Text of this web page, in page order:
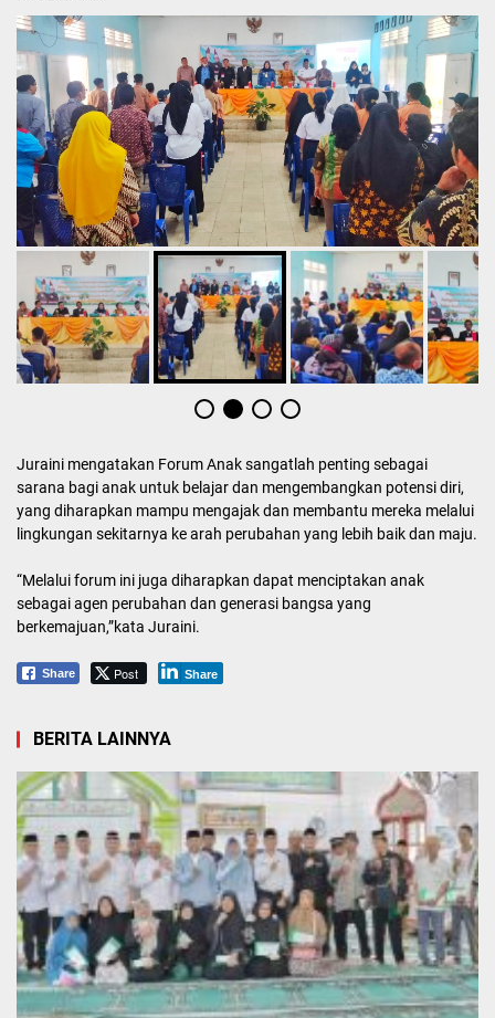
Juraini mengatakan Forum Anak sangatlah penting sebagai
sarana bagi anak untuk belajar dan mengembangkan potensi diri,
yang diharapkan mampu mengajak dan membantu mereka melalui
lingkungan sekitarnya ke arah perubahan yang lebih baik dan maju.
“Melalui forum ini juga diharapkan dapat menciptakan anak
sebagai agen perubahan dan generasi bangsa yang
berkemajuan,”kata Juraini.
Share Post Share
BERITA LAINNYA